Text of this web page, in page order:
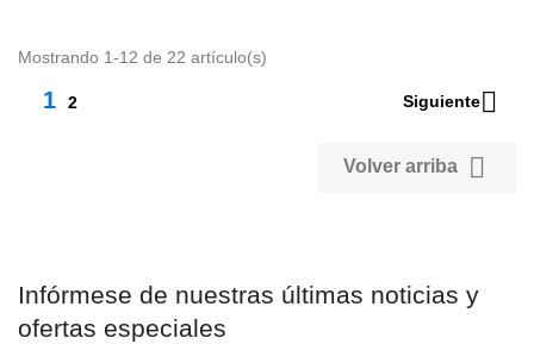
Mostrando 1-12 de 22 artículo(s)
1 2 Siguiente
Volver arriba 
Infórmese de nuestras últimas noticias y
ofertas especiales